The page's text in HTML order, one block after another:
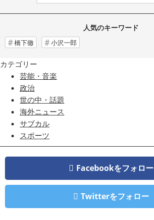
人気のキーワード
橋下徹 小沢一郎
カテゴリー
芸能・音楽
政治
世の中・話題
海外ニュース
サブカル
スポーツ
Facebookをフォロー
Twitterをフォロー